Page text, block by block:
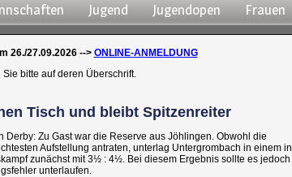
Jugend Jugendopen Frauen
26./27.09.2026 --> ONLINE-ANMELDUNG
bitte auf deren Überschrift.
Tisch und bleibt Spitzenreiter
Derby: Zu Gast war die Reserve aus Jöhlingen. Obwohl die
Aufstellung antraten, unterlag Untergrombach in einem in
zunächst mit 3½ : 4½. Bei diesem Ergebnis sollte es jedoch
unterlaufen.